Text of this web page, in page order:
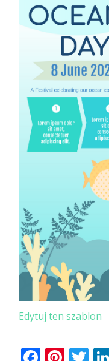
Edytuj ten szablon